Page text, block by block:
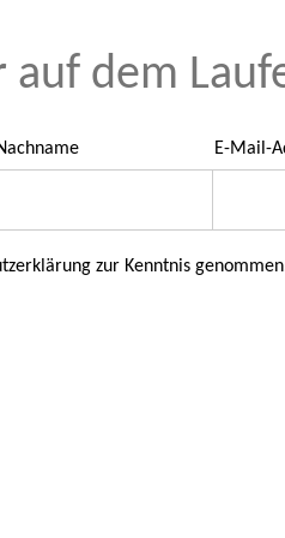
auf dem
E-Mail-
zur Kenntnis